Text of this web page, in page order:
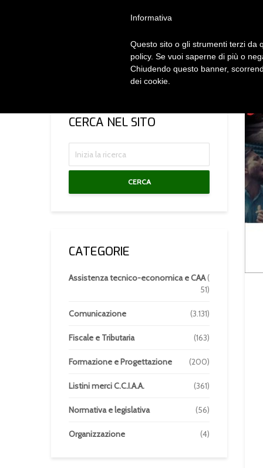
CERCA NEL SITO
CERCA
CATEGORIE
Assistenza tecnico-economica e CAA(
51)
Comunicazione (3.131)
Fiscale e Tributaria (163)
Formazione e Progettazione (200)
Listini merci C.C.I.A.A. (361)
Normativa e legislativa (56)
Organizzazione (4)
Informativa
Questo sito o gli strumenti terzi da
policy. Se vuoi saperne di più o
Chiudendo questo banner,
dei cookie.